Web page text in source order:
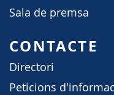
Sala de premsa
CONTACTE
Directori
Peticions